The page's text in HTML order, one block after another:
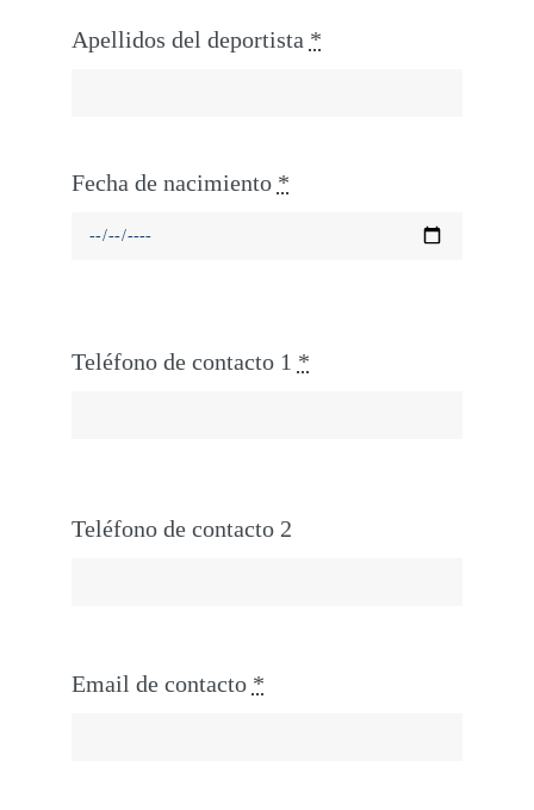
Apellidos del deportista *
Fecha de nacimiento *
Teléfono de contacto 1 *
Teléfono de contacto 2
Email de contacto *